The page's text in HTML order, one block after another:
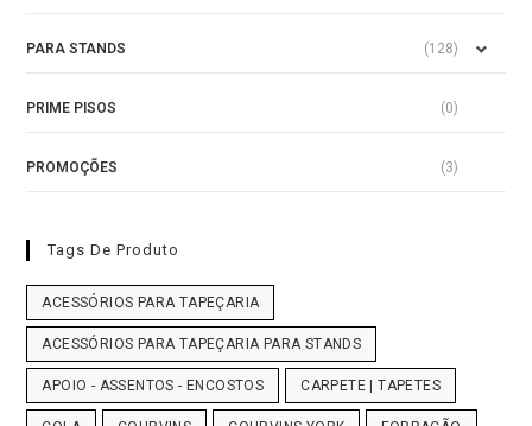
PARA STANDS (128)
PRIME PISOS (0)
PROMOÇÕES (3)
Tags De Produto
ACESSÓRIOS PARA TAPEÇARIA
ACESSÓRIOS PARA TAPEÇARIA PARA STANDS
APOIO - ASSENTOS - ENCOSTOS CARPETE | TAPETES